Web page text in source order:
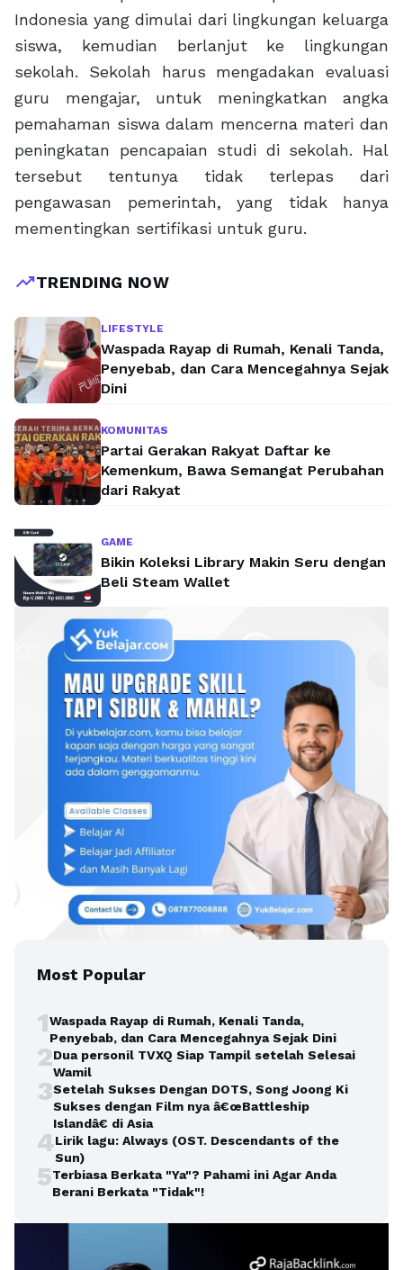
Indonesia yang dimulai dari lingkungan keluarga
siswa, kemudian berlanjut ke lingkungan
sekolah. Sekolah harus mengadakan evaluasi
guru mengajar, untuk meningkatkan angka
pemahaman siswa dalam mencerna materi dan
peningkatan pencapaian studi di sekolah. Hal
tersebut tentunya tidak terlepas dari
pengawasan pemerintah, yang tidak hanya
mementingkan sertifikasi untuk guru.
trending_upTRENDING NOW
LIFESTYLE
Waspada Rayap di Rumah, Kenali Tanda,
Penyebab, dan Cara Mencegahnya Sejak
Dini
KOMUNITAS
Partai Gerakan Rakyat Daftar ke
Kemenkum, Bawa Semangat Perubahan
dari Rakyat
GAME
Bikin Koleksi Library Makin Seru dengan
Beli Steam Wallet
Most Popular
1Waspada Rayap di Rumah, Kenali Tanda,
Penyebab, dan Cara Mencegahnya Sejak Dini
2Dua personil TVXQ Siap Tampil setelah Selesai
Wamil
3Setelah Sukses Dengan DOTS, Song Joong Ki
Sukses dengan Film nya â€œBattleship
Islandâ€ di Asia
4Lirik lagu: Always (OST. Descendants of the
Sun)
5Terbiasa Berkata "Ya"? Pahami ini Agar Anda
Berani Berkata "Tidak"!